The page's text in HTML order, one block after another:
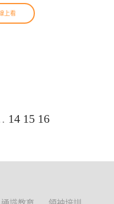
上看
14 15 16